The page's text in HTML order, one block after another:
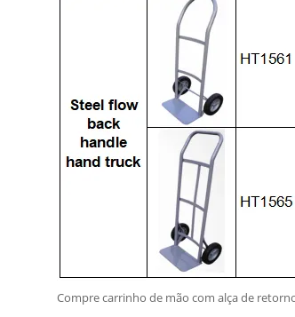
Compre carrinho de mão com alça de